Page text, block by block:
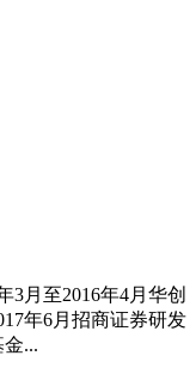
3月至2016年4月华创
年6月招商证券研发
...